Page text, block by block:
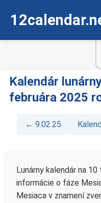
Kalendár
februára 2025
← 9.02.25
Lunárny kalendár na
informácie o fáze
Mesiaca v znamení